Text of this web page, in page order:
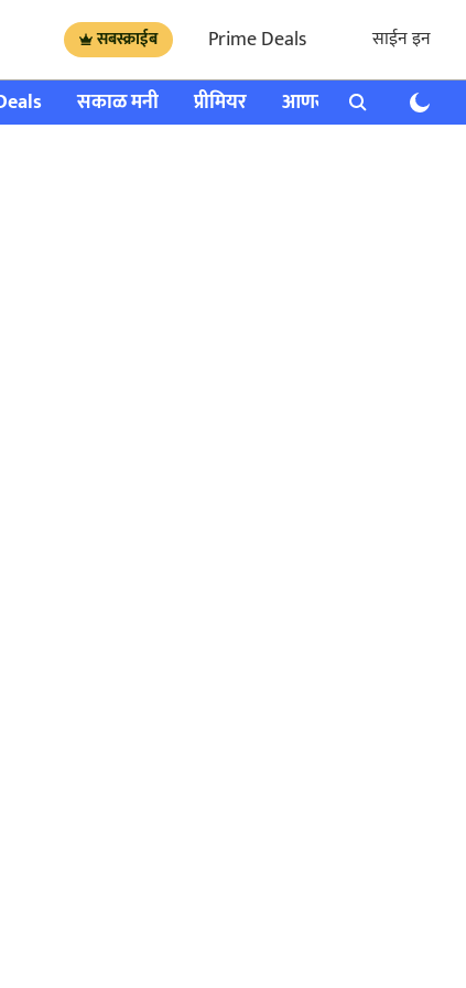
सबस्क्राईब Prime Deals साईन इन
सकाळ मनी प्रीमियर आणखी राशी भविष्य